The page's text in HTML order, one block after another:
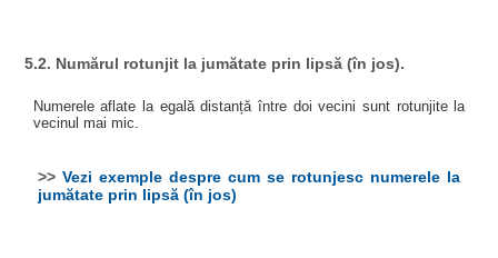
5.2. Numărul rotunjit la jumătate prin lipsă (în jos).
Numerele aflate la egală distanță între doi vecini sunt rotunjite la
vecinul mai mic.
>> Vezi exemple despre cum se rotunjesc numerele la
jumătate prin lipsă (în jos)